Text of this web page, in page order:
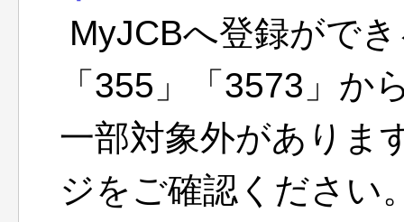
MyJCBへ登録がで
「355」「3573」か
一部対象外がありま
ジをご確認ください